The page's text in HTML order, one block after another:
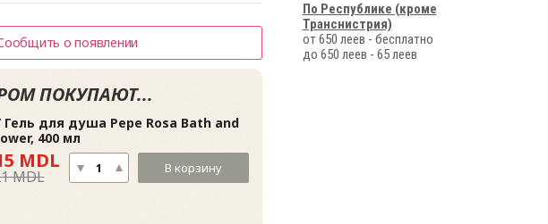
о появлении
ПОКУПАЮТ...
Гель для душа Pepe Rosa Bath and
400 мл
MDL
MDL В корзину
По Республике (кроме
Транснистрия)
от 650 леев - бесплатно
до 650 леев - 65 леев